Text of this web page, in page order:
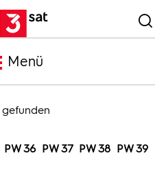
Menü
gefunden
PW 36 PW 37 PW 38 PW 39